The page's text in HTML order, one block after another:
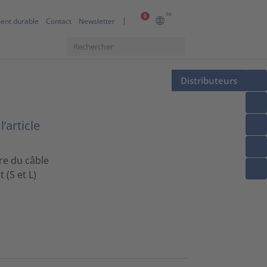
0 FR
durable Contact Newsletter
Distributeurs
du câble
et L)